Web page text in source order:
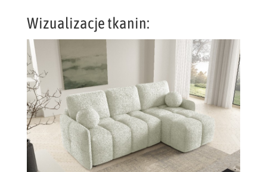
Wizualizacje tkanin: